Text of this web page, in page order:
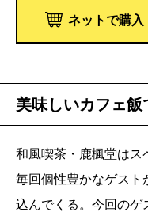
ネットで購入
美味しいカフェ飯
和風喫茶・鹿楓堂はス
毎回個性豊かなゲスト
込んでくる。今回のゲ